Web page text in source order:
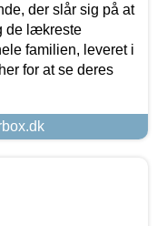
der slår sig på at
de lækreste
familien, leveret i
for at se deres